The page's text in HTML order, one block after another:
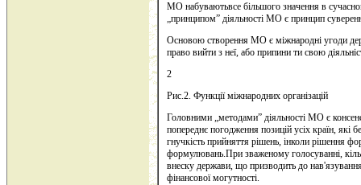
МО набуваютьвсе більшого значення в
„принципом” діяльності МО є принцип
Основою створення МО є міжнародні угоди
право вийти з неї, або припини ти свою
2
Рис.2. Функції міжнародних організацій
Головними „методами” діяльності МО є
попереднє погодження позицій усіх країн, які
гнучкість прийняття рішень, інколи рішення
формулювань.При зваженому голосуванні,
внеску держави, що призводить до
фінансової могутності.